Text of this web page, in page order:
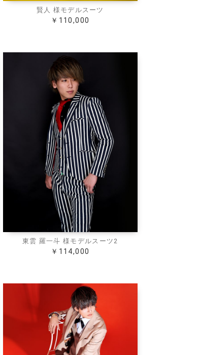
賢人 様モデルスーツ
￥110,000
東雲 羅一斗 様モデルスーツ2
￥114,000